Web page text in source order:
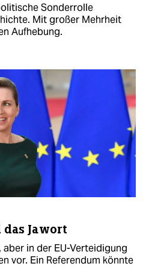
Sonderrolle
Mit großer Mehrheit
Aufhebung.
Jawort
in der EU-Verteidigung
vor. Ein Referendum könnte